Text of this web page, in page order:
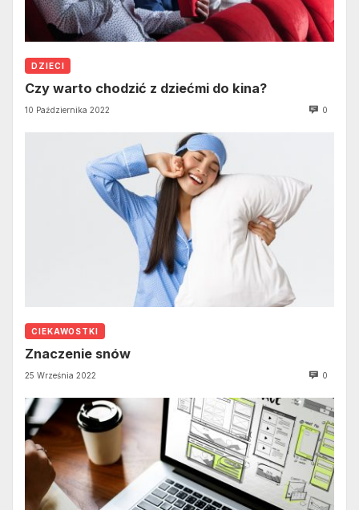
DZIECI
Czy warto chodzić z dziećmi do kina?
10 Października 2022 0
CIEKAWOSTKI
Znaczenie snów
25 Września 2022 0